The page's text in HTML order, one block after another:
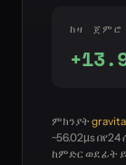
ከዛ ጀምሮ
ምክንያት
~56.02µs
ከምድር ወደ ፊት